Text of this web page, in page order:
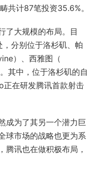
共计87笔投资35.6%。
了大规模的布局。目
分别位于洛杉矶、帕
）、西雅图（
其中，位于洛杉矶的自
在研发腾讯首款射击
成为了其另一个潜力巨
球市场的战略也更为系
腾讯也在做积极布局，